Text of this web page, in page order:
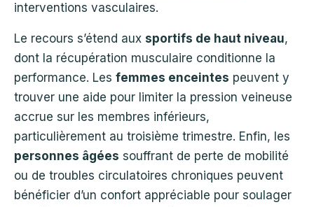
interventions vasculaires.
Le recours s’étend aux sportifs de haut niveau,
dont la récupération musculaire conditionne la
performance. Les femmes enceintes peuvent y
trouver une aide pour limiter la pression veineuse
accrue sur les membres inférieurs,
particulièrement au troisième trimestre. Enfin, les
personnes âgées souffrant de perte de mobilité
ou de troubles circulatoires chroniques peuvent
bénéficier d’un confort appréciable pour soulager